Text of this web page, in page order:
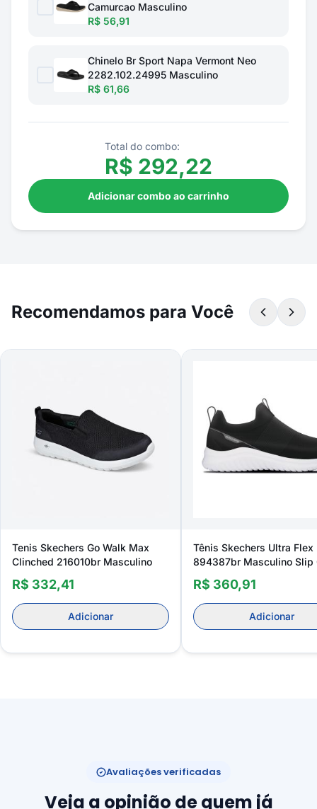
Camurcao Masculino
R$ 56,91
Chinelo Br Sport Napa Vermont Neo
2282.102.24995 Masculino
R$ 61,66
Total do combo:
R$ 292,22
Adicionar combo ao carrinho
Recomendamos para Você
Tenis Skechers Go Walk Max
Clinched 216010br Masculino
R$ 332,41
Adicionar
Tênis Skechers Ultra Flex
894387br Masculino Slip
R$ 360,91
Adicionar
Avaliações verificadas
Veja a opinião de quem já